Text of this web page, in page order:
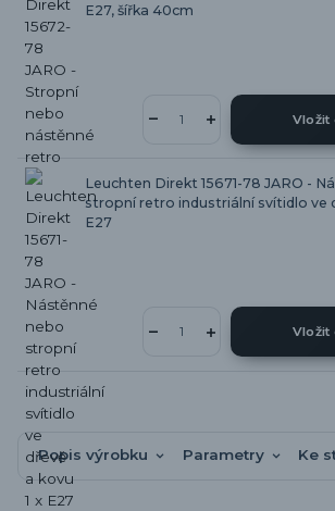
E27, šířka 40cm
Vložit
Leuchten Direkt 15671-78 JARO -
stropní retro industriální svítidlo ve
E27
Vložit
Popis výrobku Parametry Ke